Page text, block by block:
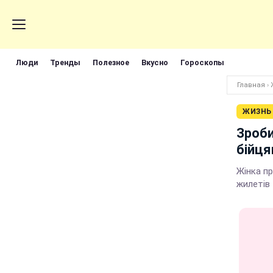
Люди Тренды Полезное Вкусно Гороскопы
Главная ›
ЖИЗНЬ
Жінка
жилетів